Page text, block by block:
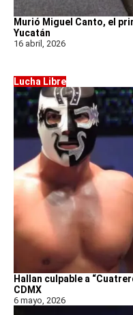
Murió Miguel Canto, el
Yucatán
16 abril, 2026
Lucha Libre
Hallan culpable a
CDMX
6 mayo, 2026